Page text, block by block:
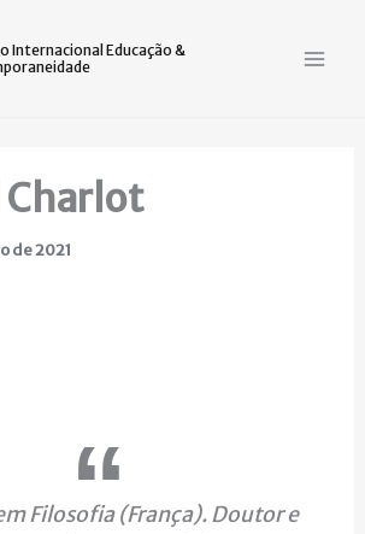
Internacional Educação &
Charlot
de 2021
Filosofia (França). Doutor e